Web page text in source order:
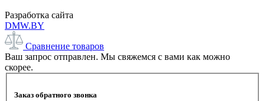
Разработка сайта
DMW.BY
Сравнение товаров
Ваш запрос отправлен. Мы свяжемся с вами как можно
скорее.
Заказ обратного звонка